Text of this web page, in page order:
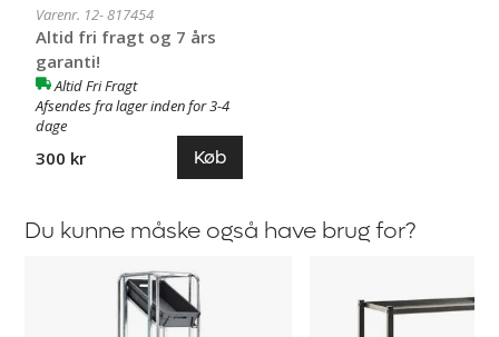
Varenr. 12-817454
Altid fri fragt og 7 års
garanti!
Altid Fri Fragt
Afsendes fra lager inden for 3-4
dage
300 kr Køb
Du kunne måske også have brug for?
Bakkevogn
Attila